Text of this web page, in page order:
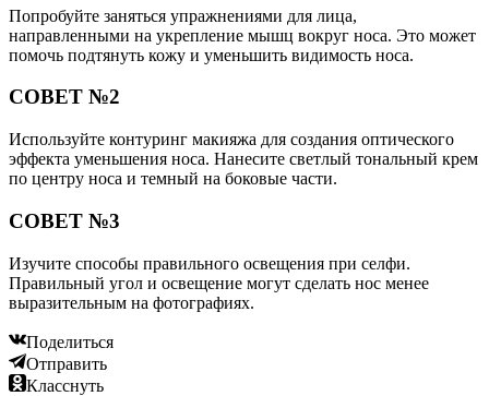
Попробуйте заняться упражнениями для лица,
направленными на укрепление мышц вокруг носа. Это может
помочь подтянуть кожу и уменьшить видимость носа.
СОВЕТ №2
Используйте контуринг макияжа для создания оптического
эффекта уменьшения носа. Нанесите светлый тональный крем
по центру носа и темный на боковые части.
СОВЕТ №3
Изучите способы правильного освещения при селфи.
Правильный угол и освещение могут сделать нос менее
выразительным на фотографиях.
Поделиться
Отправить
Класснуть